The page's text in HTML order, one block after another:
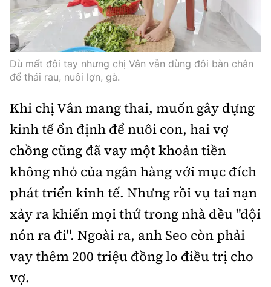
Dù mất đôi tay nhưng chị Vân vẫn dùng đôi bàn chân
để thái rau, nuôi lợn, gà.
Khi chị Vân mang thai, muốn gây dựng
kinh tế ổn định để nuôi con, hai vợ
chồng cũng đã vay một khoản tiền
không nhỏ của ngân hàng với mục đích
phát triển kinh tế. Nhưng rồi vụ tai nạn
xảy ra khiến mọi thứ trong nhà đều "đội
nón ra đi". Ngoài ra, anh Seo còn phải
vay thêm 200 triệu đồng lo điều trị cho
vợ.